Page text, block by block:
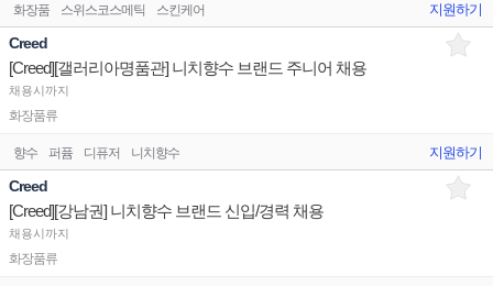
화장품 스위스코스메틱 스킨케어 지원하기
Creed
[Creed][갤러리아명품관] 니치향수 브랜드 주니어 채용
채용시까지
화장품류
향수 퍼퓸 디퓨저 니치향수 지원하기
Creed
[Creed][강남권] 니치향수 브랜드 신입/경력 채용
채용시까지
화장품류